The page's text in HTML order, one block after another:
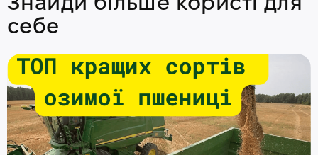
Знайди більше користі для
себе